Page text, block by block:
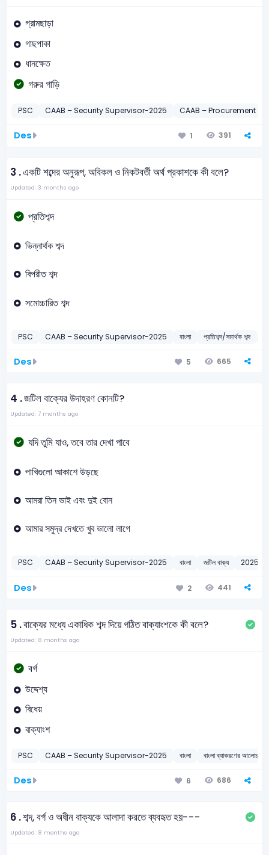
গ্রামছাড়া
গাছপাকা
ধানক্ষেত
গরুর গাড়ি
PSC CAAB – Security Supervisor-2025 CAAB – Procurement
Des 1 391
3 .একটি শব্দের অনুরূপ, অবিকল ও নিকটবর্তী অর্থ প্রকাশকে কী বলে?
Updated: 3 months ago
প্রতিশব্দ
ভিন্নার্থক শব্দ
বিপরীত শব্দ
সমোচ্চারিত শব্দ
PSC CAAB – Security Supervisor-2025 বাংলা প্রতিশব্দ/সমার্থক শব্দ
Des 5 665
4 .জটিল বাক্যের উদাহরণ কোনটি?
Updated: 7 months ago
যদি তুমি যাও, তবে তার দেখা পাবে
পাখিগুলো আকাশে উড়ছে
আমরা তিন ভাই এবং দুই বোন
আমার সমুদ্র দেখতে খুব ভালো লাগে
PSC CAAB – Security Supervisor-2025 বাংলা জটিল বাক্য 2025
Des 2 441
5 .বাক্যের মধ্যে একাধিক শব্দ দিয়ে গঠিত বাক্যাংশকে কী বলে?
Updated: 8 months ago
বর্গ
উদ্দেশ্য
বিধেয়
বাক্যাংশ
PSC CAAB – Security Supervisor-2025 বাংলা বাংলা ব্যাকরণের আলোচ্য
Des 6 686
6 .শব্দ, বর্গ ও অধীন বাক্যকে আলাদা করতে ব্যবহৃত হয়---
Updated: 8 months ago